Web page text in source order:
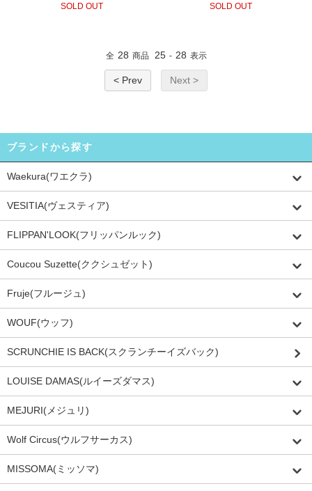
SOLD OUT
SOLD OUT
全 28 商品 25 - 28 表示
< Prev Next >
ブランドから探す
Waekura(ワエクラ)
VESITIA(ヴェスティア)
FLIPPAN'LOOK(フリッパンルック)
Coucou Suzette(ククシュゼット)
Fruje(フルージュ)
WOUF(ウッフ)
SCRUNCHIE IS BACK(スクランチーイズバック)
LOUISE DAMAS(ルイーズダマス)
MEJURI(メジュリ)
Wolf Circus(ウルフサーカス)
MISSOMA(ミッソマ)